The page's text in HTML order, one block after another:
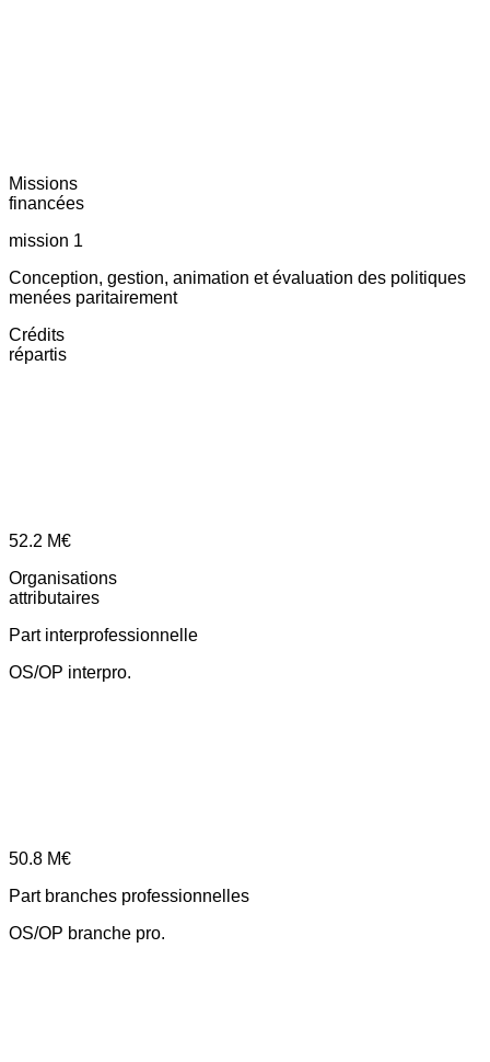
Missions
financées
mission 1
Conception, gestion, animation et évaluation des politiques
menées paritairement
Crédits
répartis
52.2 M€
Organisations
attributaires
Part interprofessionnelle
OS/OP interpro.
50.8 M€
Part branches professionnelles
OS/OP branche pro.